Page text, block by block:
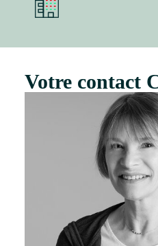
Votre contact